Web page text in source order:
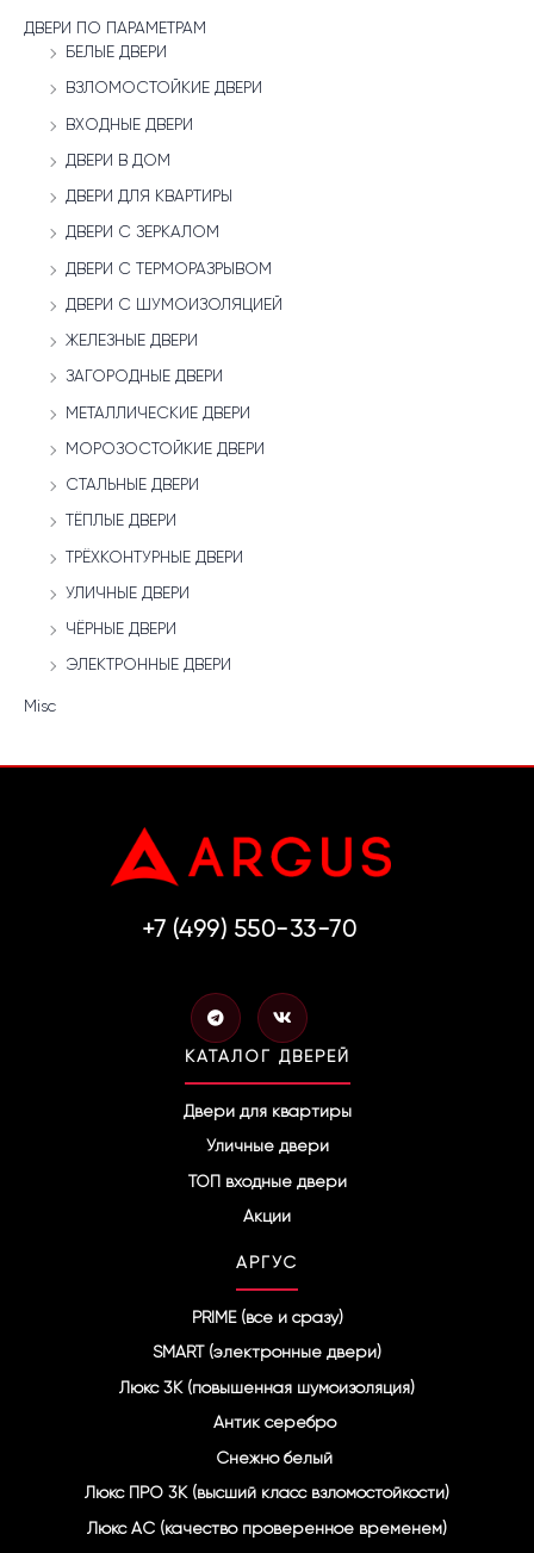
ДВЕРИ ПО ПАРАМЕТРАМ
БЕЛЫЕ ДВЕРИ
ВЗЛОМОСТОЙКИЕ ДВЕРИ
ВХОДНЫЕ ДВЕРИ
ДВЕРИ В ДОМ
ДВЕРИ ДЛЯ КВАРТИРЫ
ДВЕРИ С ЗЕРКАЛОМ
ДВЕРИ С ТЕРМОРАЗРЫВОМ
ДВЕРИ С ШУМОИЗОЛЯЦИЕЙ
ЖЕЛЕЗНЫЕ ДВЕРИ
ЗАГОРОДНЫЕ ДВЕРИ
МЕТАЛЛИЧЕСКИЕ ДВЕРИ
МОРОЗОСТОЙКИЕ ДВЕРИ
СТАЛЬНЫЕ ДВЕРИ
ТЁПЛЫЕ ДВЕРИ
ТРЁХКОНТУРНЫЕ ДВЕРИ
УЛИЧНЫЕ ДВЕРИ
ЧЁРНЫЕ ДВЕРИ
ЭЛЕКТРОННЫЕ ДВЕРИ
Misc
+7 (499) 550-33-70
T
e
l
e
g
r
m
V
k
КАТАЛОГ ДВЕРЕЙ
Двери для квартиры
Уличные двери
ТОП входные двери
Акции
АРГУС
PRIME (все и сразу)
SMART (электронные двери)
Люкс 3К (повышенная шумоизоляция)
Антик серебро
Снежно белый
Люкс ПРО 3К (высший класс взломостойкости)
Люкс АС (качество проверенное временем)